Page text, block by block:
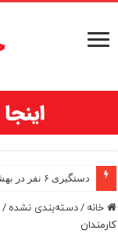
دستگیری ۶ نفر در بهشهر به اتهام تشویش اذهان عمومی
خانه/دسته‌بندی نشده/
کارمندان